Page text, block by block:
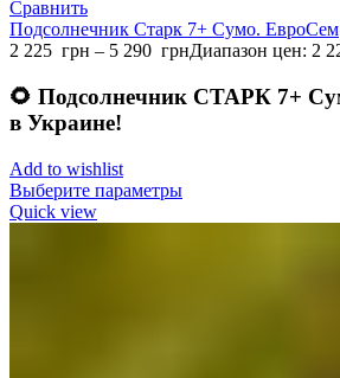
Сравнить
Подсолнечник Старк 7+ Сумо. ЕвроСем
2 225 грн – 5 290 грнДиапазон цен: 2
🌻 Подсолнечник СТАРК 7+
в Украине!
Add to wishlist
Выберите параметры
Quick view